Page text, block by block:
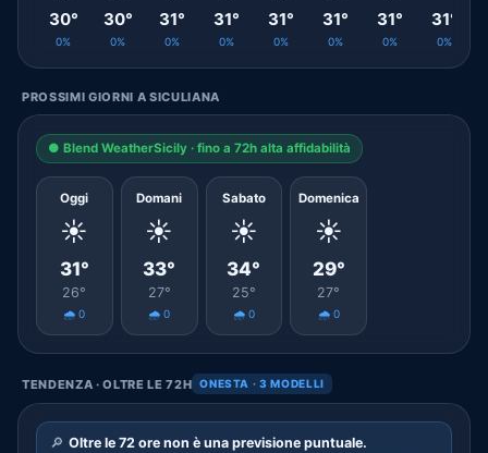
30°
0%
30°
0%
31°
0%
31°
0%
31°
0%
31°
0%
31°
0%
31°
0%
PROSSIMI GIORNI A SICULIANA
● Blend WeatherSicily · fino a 72h alta affidabilità
Oggi
☀️
31°
26°
🌧️ 0
Domani
☀️
33°
27°
🌧️ 0
Sabato
☀️
34°
25°
🌧️ 0
Domenica
☀️
29°
27°
🌧️ 0
TENDENZA · OLTRE LE 72H ONESTA · 3 MODELLI
🔎 Oltre le 72 ore non è una previsione puntuale.